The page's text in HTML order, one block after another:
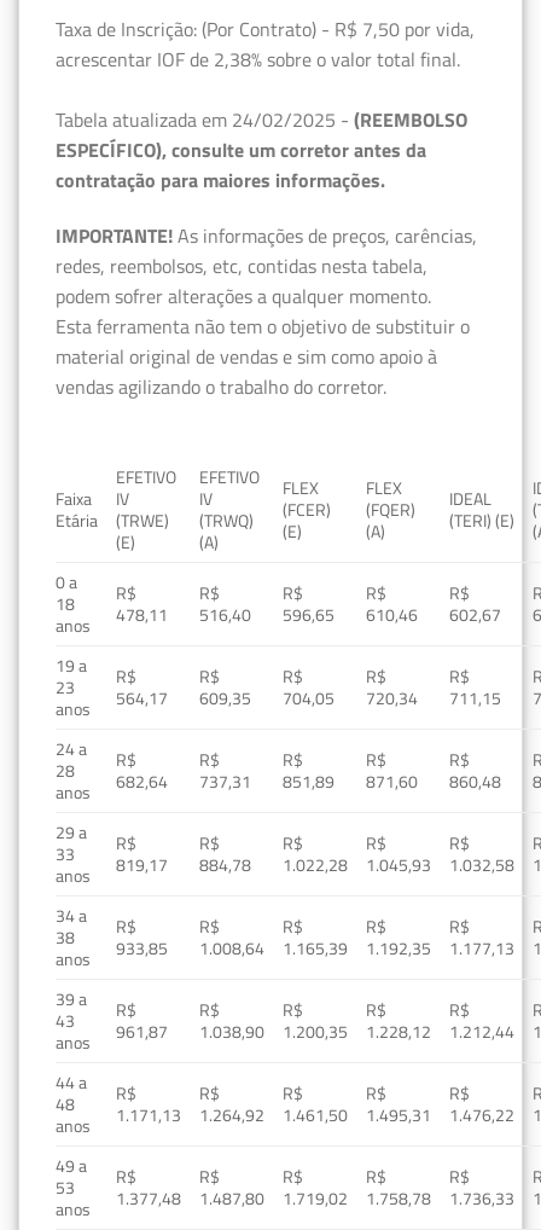
Taxa de Inscrição: (Por Contrato) - R$ 7,50 por vida,
acrescentar IOF de 2,38% sobre o valor total final.
Tabela atualizada em 24/02/2025 - (REEMBOLSO
ESPECÍFICO), consulte um corretor antes da
contratação para maiores informações.
IMPORTANTE!As informações de preços, carências,
redes, reembolsos, etc, contidas nesta tabela,
podem sofrer alterações a qualquer momento.
Esta ferramenta não tem o objetivo de substituir o
material original de vendas e sim como apoio à
vendas agilizando o trabalho do corretor.
Faixa
Etária
EFETIVO
IV
(TRWE)
(E)
EFETIVO
IV
(TRWQ)
(A)
FLEX
(FCER)
(E)
FLEX
(FQER)
(A)
IDEAL
(TERI) (E)
0 a
18
anos
R$
478,11
R$
516,40
R$
596,65
R$
610,46
R$
602,67
19 a
23
anos
R$
564,17
R$
609,35
R$
704,05
R$
720,34
R$
711,15
24 a
28
anos
R$
682,64
R$
737,31
R$
851,89
R$
871,60
R$
860,48
29 a
33
anos
R$
819,17
R$
884,78
R$
1.022,28
R$
1.045,93
R$
1.032,58
34 a
38
anos
R$
933,85
R$
1.008,64
R$
1.165,39
R$
1.192,35
R$
1.177,13
39 a
43
anos
R$
961,87
R$
1.038,90
R$
1.200,35
R$
1.228,12
R$
1.212,44
44 a
48
anos
R$
1.171,13
R$
1.264,92
R$
1.461,50
R$
1.495,31
R$
1.476,22
49 a
53
anos
R$
1.377,48
R$
1.487,80
R$
1.719,02
R$
1.758,78
R$
1.736,33